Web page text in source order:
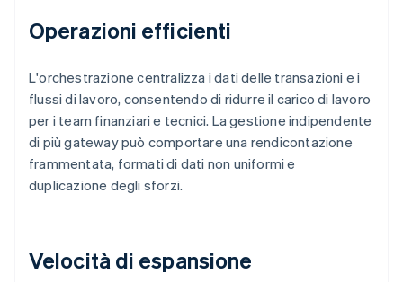
Operazioni efficienti
L'orchestrazione centralizza i dati delle transazioni e i
flussi di lavoro, consentendo di ridurre il carico di lavoro
per i team finanziari e tecnici. La gestione indipendente
di più gateway può comportare una rendicontazione
frammentata, formati di dati non uniformi e
duplicazione degli sforzi.
Velocità di espansione